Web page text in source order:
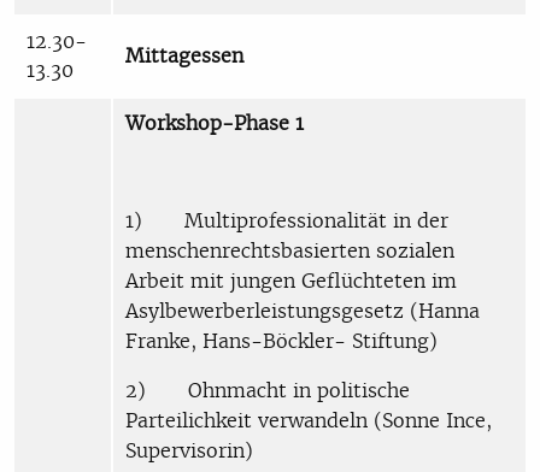
12.30-
13.30
Mittagessen
Workshop-Phase 1
1) Multiprofessionalität in der
menschenrechtsbasierten sozialen
Arbeit mit jungen Geflüchteten im
Asylbewerberleistungsgesetz (Hanna
Franke, Hans-Böckler- Stiftung)
2) Ohnmacht in politische
Parteilichkeit verwandeln (Sonne Ince,
Supervisorin)